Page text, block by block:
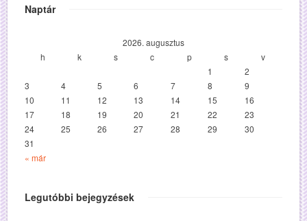
Naptár
2026. augusztus
h
k s c p s v
« már
1
2
3
4 5 6 7 8
9
10
11 12 13 14 15
16
17
18 19 20 21 22
23
24
25 26 27 28 29
30
31
Legutóbbi bejegyzések